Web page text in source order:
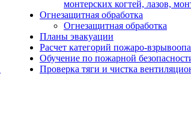
монтерских когтей, лазов,
Огнезащитная обработка
Огнезащитная обработка
Планы эвакуации
Расчет категорий пожаро-
Обучение по пожарной
Проверка тяги и чистка